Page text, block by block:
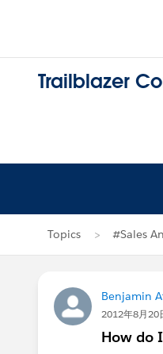
Trailblazer
Topics #Sales
Benjamin
2012年8月20
How do